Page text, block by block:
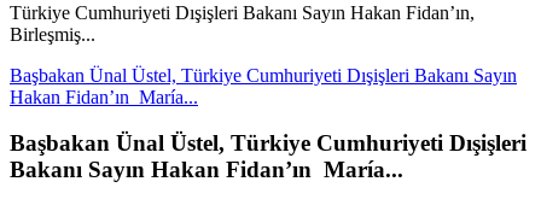
Türkiye Cumhuriyeti Dışişleri Bakanı Sayın Hakan Fidan’ın,
Birleşmiş...
Başbakan Ünal Üstel, Türkiye Cumhuriyeti Dışişleri Bakanı Sayın
Hakan Fidan’ın María...
Başbakan Ünal Üstel, Türkiye Cumhuriyeti Dışişleri
Bakanı Sayın Hakan Fidan’ın María...